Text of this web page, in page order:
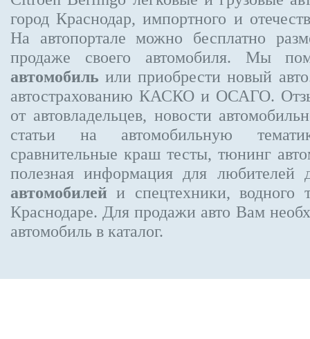
город Краснодар, импортного и
На автопортале можно бесплатно
продаже своего автомобиля. Мы
автомобиль или приобрести новый
автострахованию КАСКО и ОСАГО.
от автовладельцев, новости
статьи на автомобильную
сравнительные краш тесты, тюнинг
полезная информация для любителей
автомобилей и спецтехники, водного
Краснодаре. Для продажи авто Вам
автомобиль в каталог.